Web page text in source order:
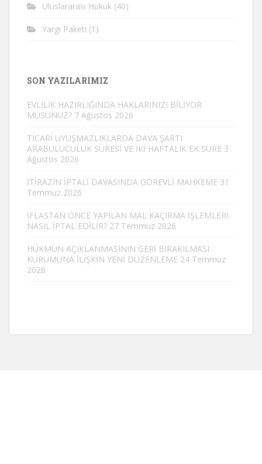
Uluslararası Hukuk (40)
Yargı Paketi (1)
SON YAZILARIMIZ
EVLİLİK HAZIRLIĞINDA HAKLARINIZI BİLİYOR
MUSUNUZ? 7 Ağustos 2026
TİCARİ UYUŞMAZLIKLARDA DAVA ŞARTI
ARABULUCULUK SÜRESİ VE İKİ HAFTALIK EK SÜRE 3
Ağustos 2026
İTİRAZIN İPTALİ DAVASINDA GÖREVLİ MAHKEME 31
Temmuz 2026
İFLASTAN ÖNCE YAPILAN MAL KAÇIRMA İŞLEMLERİ
NASIL İPTAL EDİLİR? 27 Temmuz 2026
HÜKMÜN AÇIKLANMASININ GERİ BIRAKILMASI
KURUMUNA İLİŞKİN YENİ DÜZENLEME 24 Temmuz
2026